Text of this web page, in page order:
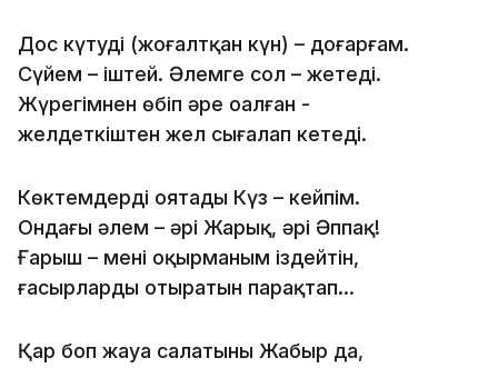
Дос күтуді (жоғалтқан күн) – доғарғам.
Сүйем – іштей. Әлемге сол – жетеді.
Жүрегімнен өбіп әрең оңалған -
желдеткіштен жел сығалап кетеді.
Көктемдерді оятады Күз – кейпім.
Ондағы әлем – әрі Жарық, әрі Әппақ!
Ғарыш – менің оқырманым іздейтін,
ғасырларды отыратын парақтап...
Қар боп жауа салатыны Жаңбыр да,